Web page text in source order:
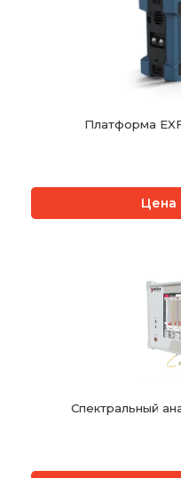
Платформа
Цена
Спектральный